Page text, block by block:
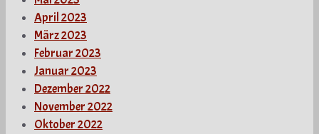
April 2023
März 2023
Februar 2023
Januar 2023
Dezember 2022
November 2022
Oktober 2022